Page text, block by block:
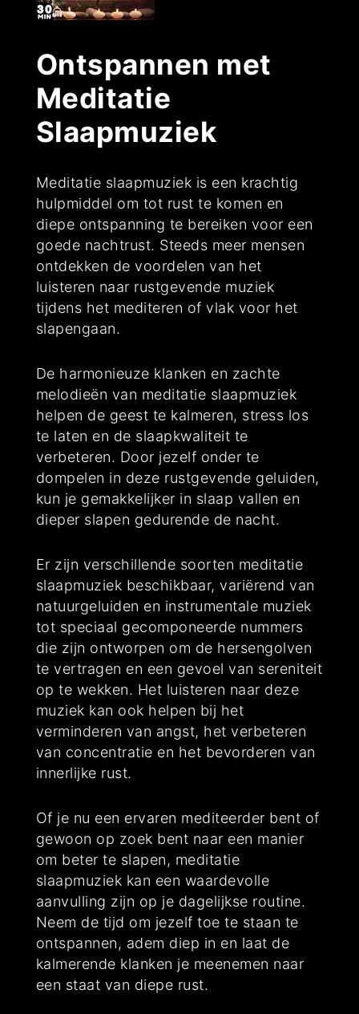
Ontspannen met
Meditatie
Slaapmuziek
Meditatie slaapmuziek is een krachtig
hulpmiddel om tot rust te komen en
diepe ontspanning te bereiken voor een
goede nachtrust. Steeds meer mensen
ontdekken de voordelen van het
luisteren naar rustgevende muziek
tijdens het mediteren of vlak voor het
slapengaan.
De harmonieuze klanken en zachte
melodieën van meditatie slaapmuziek
helpen de geest te kalmeren, stress los
te laten en de slaapkwaliteit te
verbeteren. Door jezelf onder te
dompelen in deze rustgevende geluiden,
kun je gemakkelijker in slaap vallen en
dieper slapen gedurende de nacht.
Er zijn verschillende soorten meditatie
slaapmuziek beschikbaar, variërend van
natuurgeluiden en instrumentale muziek
tot speciaal gecomponeerde nummers
die zijn ontworpen om de hersengolven
te vertragen en een gevoel van sereniteit
op te wekken. Het luisteren naar deze
muziek kan ook helpen bij het
verminderen van angst, het verbeteren
van concentratie en het bevorderen van
innerlijke rust.
Of je nu een ervaren mediteerder bent of
gewoon op zoek bent naar een manier
om beter te slapen, meditatie
slaapmuziek kan een waardevolle
aanvulling zijn op je dagelijkse routine.
Neem de tijd om jezelf toe te staan ​​te
ontspannen, adem diep in en laat de
kalmerende klanken je meenemen naar
een staat van diepe rust.